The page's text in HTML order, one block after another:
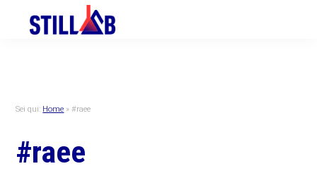
primary
primary
Sei qui: Home »#raee
#raee